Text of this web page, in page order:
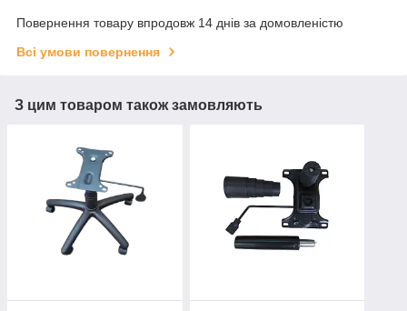
Повернення товару впродовж 14 днів за домовленістю
Всі умови повернення
З цим товаром також замовляють